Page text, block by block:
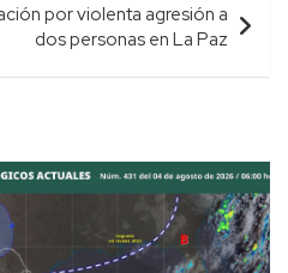
por violenta agresión a
dos personas en La Paz